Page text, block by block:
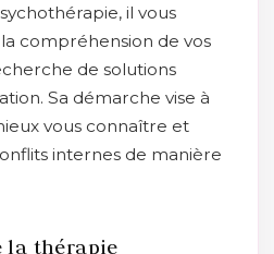
il vous
compréhension de vos
de solutions
Sa démarche vise à
vous connaître et
internes de manière
la thérapie